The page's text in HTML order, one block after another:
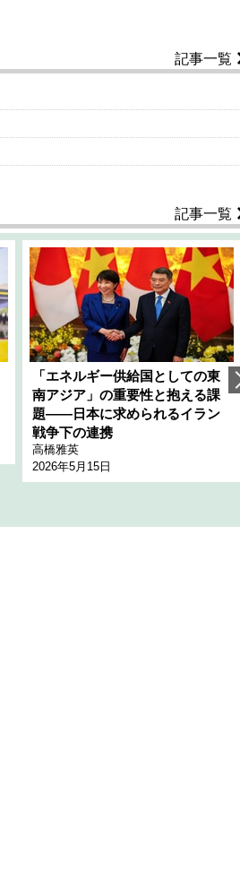
記事一覧
記事一覧
「エネルギー供給国としての東
南アジア」の重要性と抱える課
題――日本に求められるイラン
戦争下の連携
高橋雅英
2026年5月15日